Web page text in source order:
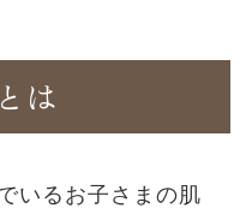
は
いるお子さまの肌